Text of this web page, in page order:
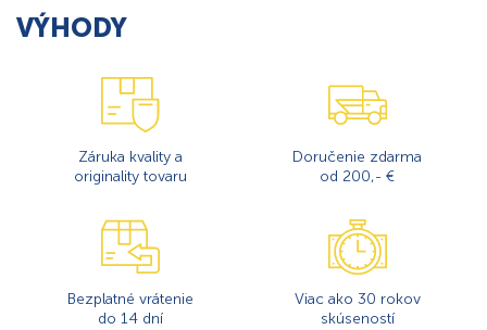
VÝHODY
Záruka kvality a
originality tovaru
Doručenie zdarma
od 200,- €
Bezplatné vrátenie
do 14 dní
Viac ako 30 rokov
skúseností